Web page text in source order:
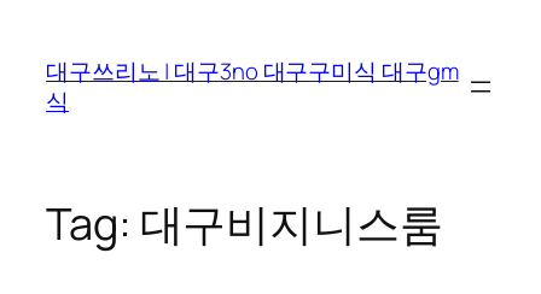
content
대구쓰리노 | 대구3no 대구구미식 대구gm
식
Tag: 대구비지니스룸